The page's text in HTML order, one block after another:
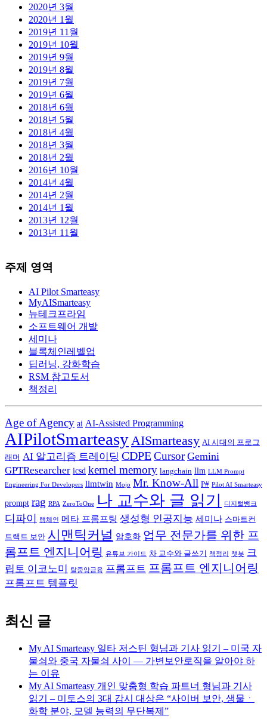
2020년 3월
2020년 1월
2019년 11월
2019년 10월
2019년 9월
2019년 8월
2019년 7월
2019년 6월
2018년 6월
2018년 5월
2018년 4월
2018년 3월
2018년 2월
2016년 10월
2014년 4월
2014년 2월
2014년 1월
2013년 12월
2013년 11월
주제 영역
AI Pilot Smarteasy
MyAISmarteasy
뉴테크프라임
소프트웨어 개발
세미나
블록체인레벨업
딥러닝, 강화학습
RSM 참고도서
책정리
Age of Agency ai AI-Assisted Programming
AIPilotSmarteasyAISmarteasy AI 시대의 프로그
래머 AI 알고리즘 트레이딩 CDPE Cursor Gemini
GPTResearcher icsd kernel memory langchain llm LLM Prompt
Engineering For Developers llmtwin Mojo Mr. Know-All P# Pilot AI Smarteasy
prompt rag RPA ZeroToOne 나 교수와 글 읽기 디지털뱅크
디파이 랭체인 메타 프롬프팅 생성형 인공지능 세미나 스마트컨
트랙트 보안 시맨틱커널 암호화 업무 전문가를 위한 프
롬프트 엔지니어링
유튜브 가이드 차 교수와 글쓰기 책정리 챗봇 크
립토 이코노미
탈중앙금융 프롬프트 프롬프트 엔지니어링
프롬프트 템플릿
최신 글
My AI Smarteasy 일타 저스틴 형님과 기사 읽기 – 미국 자
물쇠와 중국 자물쇠 사이 — 가변보안로직을 알아야 하
는 이유
My AI Smarteasy 개인 맞춤형 학습 파트너 형님과 기사
읽기 – 미토스의 3대 감시 대상은 “사이버 보안, 생물ㆍ
화학 분야, 모델 능력의 무단복제”